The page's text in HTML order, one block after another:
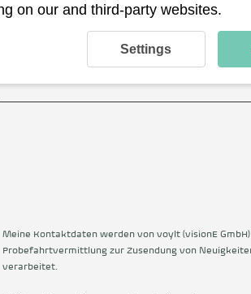
Wunschtermin (optional)
Meine Kontaktdaten werden von voylt (visionE
Probefahrtvermittlung zur Zusendung von
verarbeitet.
on our and third-party websites.
Settings